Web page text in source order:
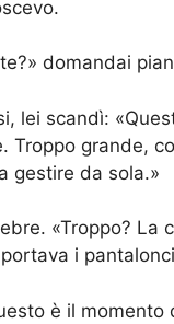
domandai
lei scandì:
Troppo grande,
gestire da sola.»
«Troppo? La
i
è il momento